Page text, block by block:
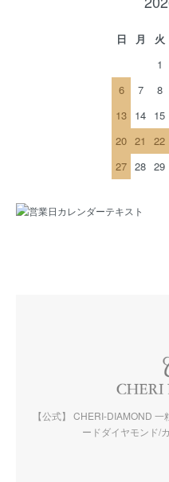
日 月 火
1
6
7 8
13 14 15
20 21 22
27 28 29
【公式】 CHERI-DIAMOND
ードダイヤモンド/